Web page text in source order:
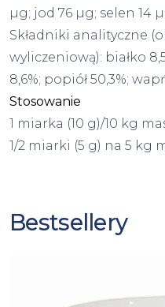
µg; jod 76 µg; selen 14
Składniki analityczne
wyliczeniową): białko
8,6%; popiół 50,3%;
Stosowanie
1 miarka (10 g)/10 kg
1/2 miarki (5 g) na 5 kg
Bestsellery